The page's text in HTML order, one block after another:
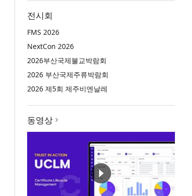
전시회
FMS 2026
NextCon 2026
2026부산국제불교박람회
2026 부산국제주류박람회
2026 제5회 제주비엔날레
동영상